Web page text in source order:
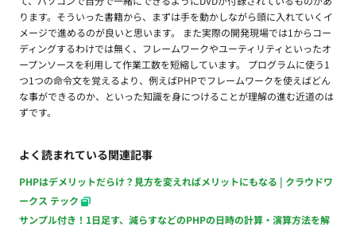
ります。そういった書籍から、まずは手を動かしながら頭に入れていくイ
メージで進めるのが良いと思います。 また実際の開発現場では1からコー
ディングするわけでは無く、フレームワークやユーティリティといったオ
ープンソースを利用して作業工数を短縮しています。 プログラムに使う1
つ1つの命令文を覚えるより、例えばPHPでフレームワークを使えばどん
な事ができるのか、といった知識を身につけることが理解の進む近道のは
ずです。
よく読まれている関連記事
PHPはデメリットだらけ？見方を変えればメリットにもなる | クラウドワ
ークス テック
サンプル付き！1日足す、減らすなどのPHPの日時の計算・演算方法を解